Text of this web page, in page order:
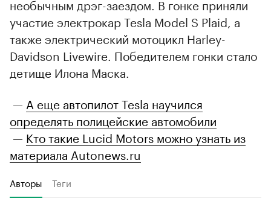
необычным дрэг-заездом. В гонке приняли
участие электрокар Tesla Model S Plaid, а
также электрический мотоцикл Harley-
Davidson Livewire. Победителем гонки стало
детище Илона Маска.
— А еще автопилот Tesla научился
определять полицейские автомобили
— Кто такие Lucid Motors можно узнать из
материала Autonews.ru
Авторы Теги